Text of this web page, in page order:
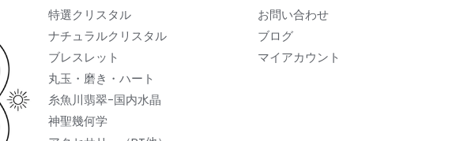
特選クリスタル
ナチュラルクリスタル
ブレスレット
丸玉・磨き・ハート
糸魚川翡翠-国内水晶
神聖幾何学
お問い合わせ
ブログ
マイアカウント